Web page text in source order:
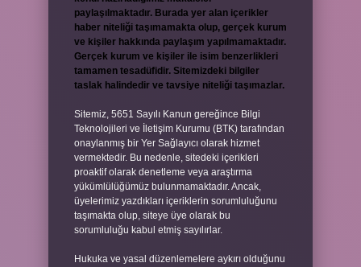
paylaşılmaktadır. Burada yer alan içerikler
haber niteliği taşımamakta olup, gerçek kurum
ve kişiler hakkında paylaşım yapılmamaktadır.
Gerçek kurum ve kişiler ile isim benzerlikleri
tamamen tesadüfidir. Sitemizdeki bilgiler
taslak halindedir ve tavsiye niteliği taşımazlar.
Sitemiz, 5651 Sayılı Kanun gereğince Bilgi
Teknolojileri ve İletişim Kurumu (BTK) tarafından
onaylanmış bir Yer Sağlayıcı olarak hizmet
vermektedir. Bu nedenle, sitedeki içerikleri
proaktif olarak denetleme veya araştırma
yükümlülüğümüz bulunmamaktadır. Ancak,
üyelerimiz yazdıkları içeriklerin sorumluluğunu
taşımakta olup, siteye üye olarak bu
sorumluluğu kabul etmiş sayılırlar.
Hukuka ve yasal düzenlemelere aykırı olduğunu